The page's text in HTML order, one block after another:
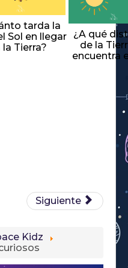
tarda la
Sol en llegar
la Tierra?
¿A qué
de la
encuentra
Siguiente
Kidz